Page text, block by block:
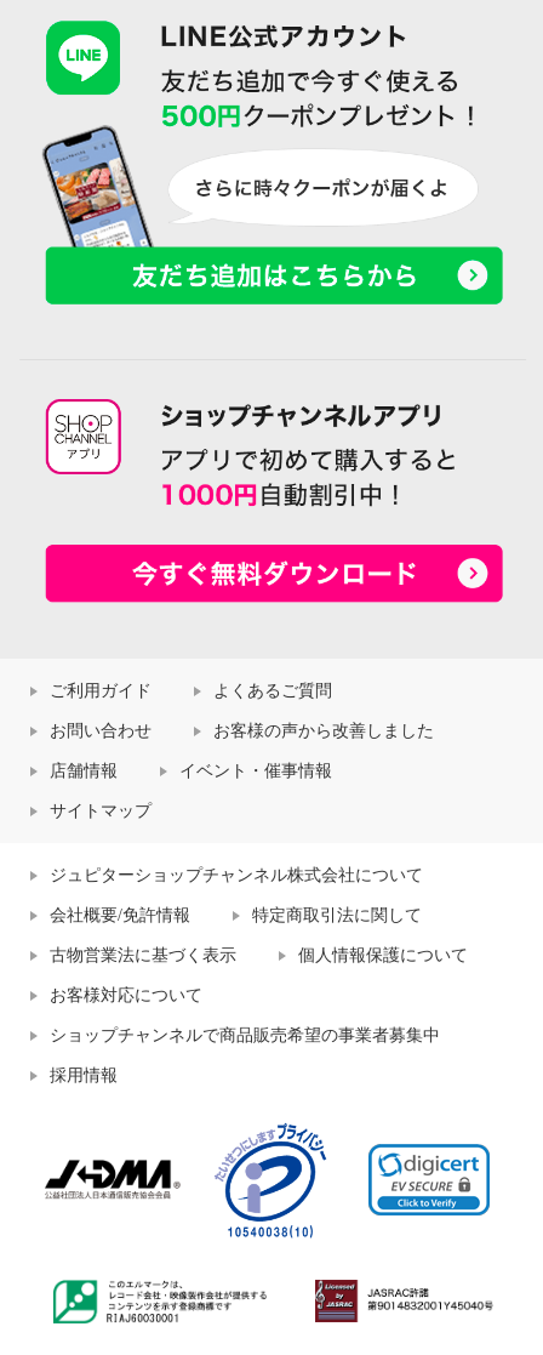
ご利用ガイド よくあるご質問
お問い合わせ お客様の声から改善しました
店舗情報 イベント・催事情報
サイトマップ
ジュピターショップチャンネル株式会社について
会社概要/免許情報 特定商取引法に関して
古物営業法に基づく表示 個人情報保護について
お客様対応について
ショップチャンネルで商品販売希望の事業者募集中
採用情報